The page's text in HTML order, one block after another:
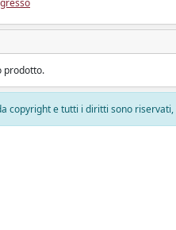
prodotto.
copyright e tutti i diritti sono